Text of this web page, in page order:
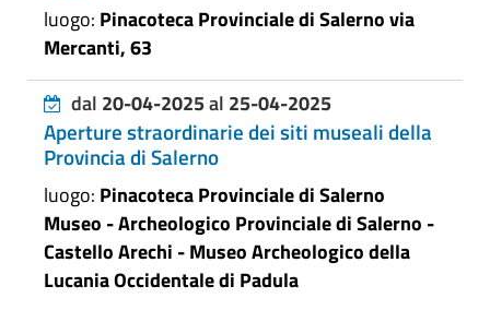
luogo: Pinacoteca Provinciale di Salerno via
Mercanti, 63
dal 20-04-2025al 25-04-2025
Aperture straordinarie dei siti museali della
Provincia di Salerno
luogo: Pinacoteca Provinciale di Salerno
Museo - Archeologico Provinciale di Salerno -
Castello Arechi - Museo Archeologico della
Lucania Occidentale di Padula